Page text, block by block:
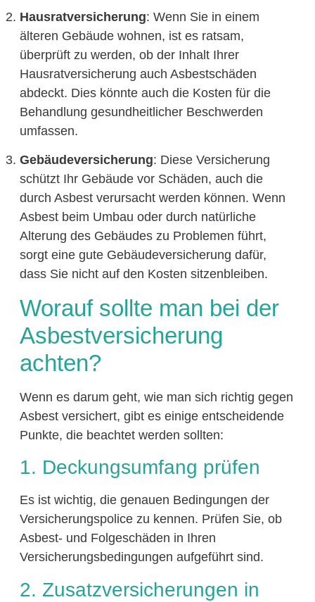
Hausratversicherung: Wenn Sie in einem
älteren Gebäude wohnen, ist es ratsam,
überprüft zu werden, ob der Inhalt Ihrer
Hausratversicherung auch Asbestschäden
abdeckt. Dies könnte auch die Kosten für die
Behandlung gesundheitlicher Beschwerden
umfassen.
Gebäudeversicherung: Diese Versicherung
schützt Ihr Gebäude vor Schäden, auch die
durch Asbest verursacht werden können. Wenn
Asbest beim Umbau oder durch natürliche
Alterung des Gebäudes zu Problemen führt,
sorgt eine gute Gebäudeversicherung dafür,
dass Sie nicht auf den Kosten sitzenbleiben.
Worauf sollte man bei der
Asbestversicherung
achten?
Wenn es darum geht, wie man sich richtig gegen
Asbest versichert, gibt es einige entscheidende
Punkte, die beachtet werden sollten:
1. Deckungsumfang prüfen
Es ist wichtig, die genauen Bedingungen der
Versicherungspolice zu kennen. Prüfen Sie, ob
Asbest- und Folgeschäden in Ihren
Versicherungsbedingungen aufgeführt sind.
2. Zusatzversicherungen in